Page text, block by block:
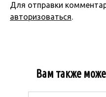
Для отправки
авторизоваться.
Вам также